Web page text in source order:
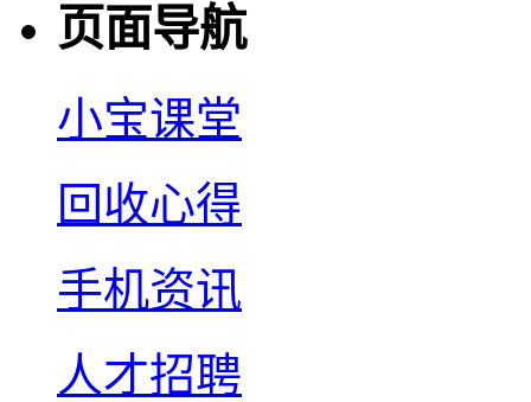
页面导航
小宝课堂
回收心得
手机资讯
人才招聘